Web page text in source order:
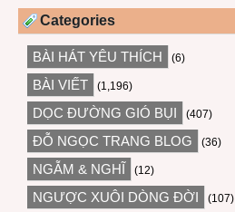
Categories
BÀI HÁT YÊU THÍCH (6)
BÀI VIẾT (1,196)
DỌC ĐƯỜNG GIÓ BỤI (407)
ĐỖ NGỌC TRANG BLOG (36)
NGẪM & NGHĨ (12)
NGƯỢC XUÔI DÒNG ĐỜI (107)